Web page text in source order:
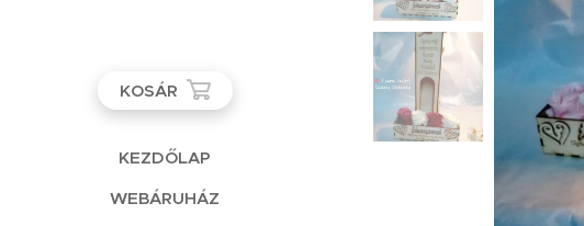
KOSÁR
KEZDŐLAP
WEBÁRUHÁZ